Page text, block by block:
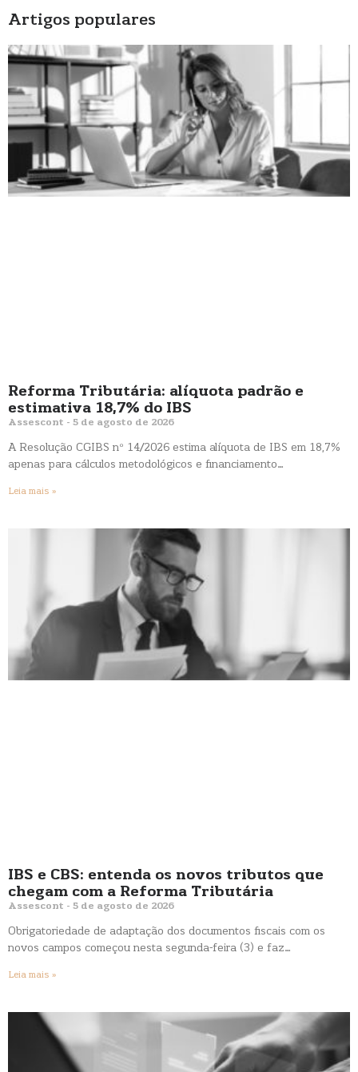
Artigos populares
Reforma Tributária: alíquota padrão e
estimativa 18,7% do IBS
Assescont 5 de agosto de 2026
A Resolução CGIBS nº 14/2026 estima alíquota de IBS em 18,7%
apenas para cálculos metodológicos e financiamento…
Leia mais »
IBS e CBS: entenda os novos tributos que
chegam com a Reforma Tributária
Assescont 5 de agosto de 2026
Obrigatoriedade de adaptação dos documentos fiscais com os
novos campos começou nesta segunda-feira (3) e faz…
Leia mais »